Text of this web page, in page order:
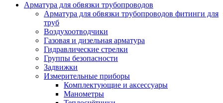
Арматура для обвязки трубопроводов
Арматура для обвязки трубопроводов фитинги для
труб
Воздухоотводчики
Газовая и дизельная арматура
Гидравлические стрелки
Группы безопасности
Задвижки
Измерительные приборы
Комплектующие и аксессуары
Манометры